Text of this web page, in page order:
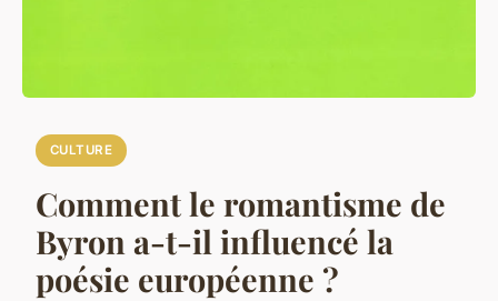
CULTURE
Comment le romantisme de
Byron a-t-il influencé la
poésie européenne ?